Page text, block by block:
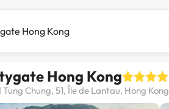
Hong Kong
Tung Chung, 51, Île de Lantau, Hong Kong